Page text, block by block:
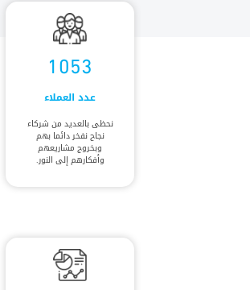
1053
عدد العملاء
نحظى بالعديد من شركاء
نجاح نفخر دائما بهم
وبخروج مشاريعهم
وأفكارهم إلى النور.